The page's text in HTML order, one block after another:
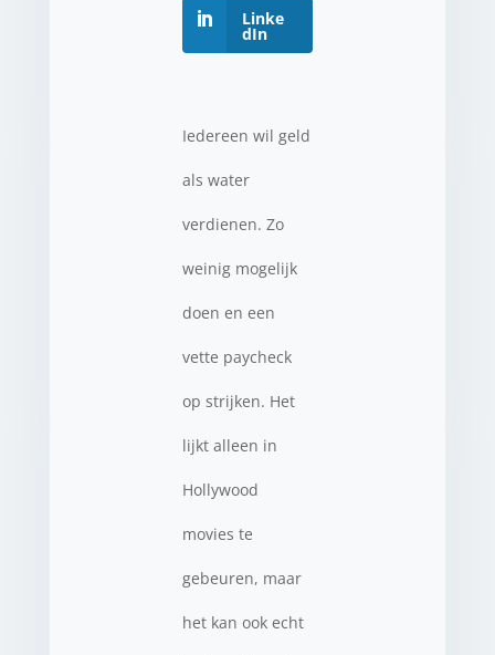
Linke
dIn
Iedereen wil geld
als water
verdienen. Zo
weinig mogelijk
doen en een
vette paycheck
op strijken. Het
lijkt alleen in
Hollywood
movies te
gebeuren, maar
het kan ook echt